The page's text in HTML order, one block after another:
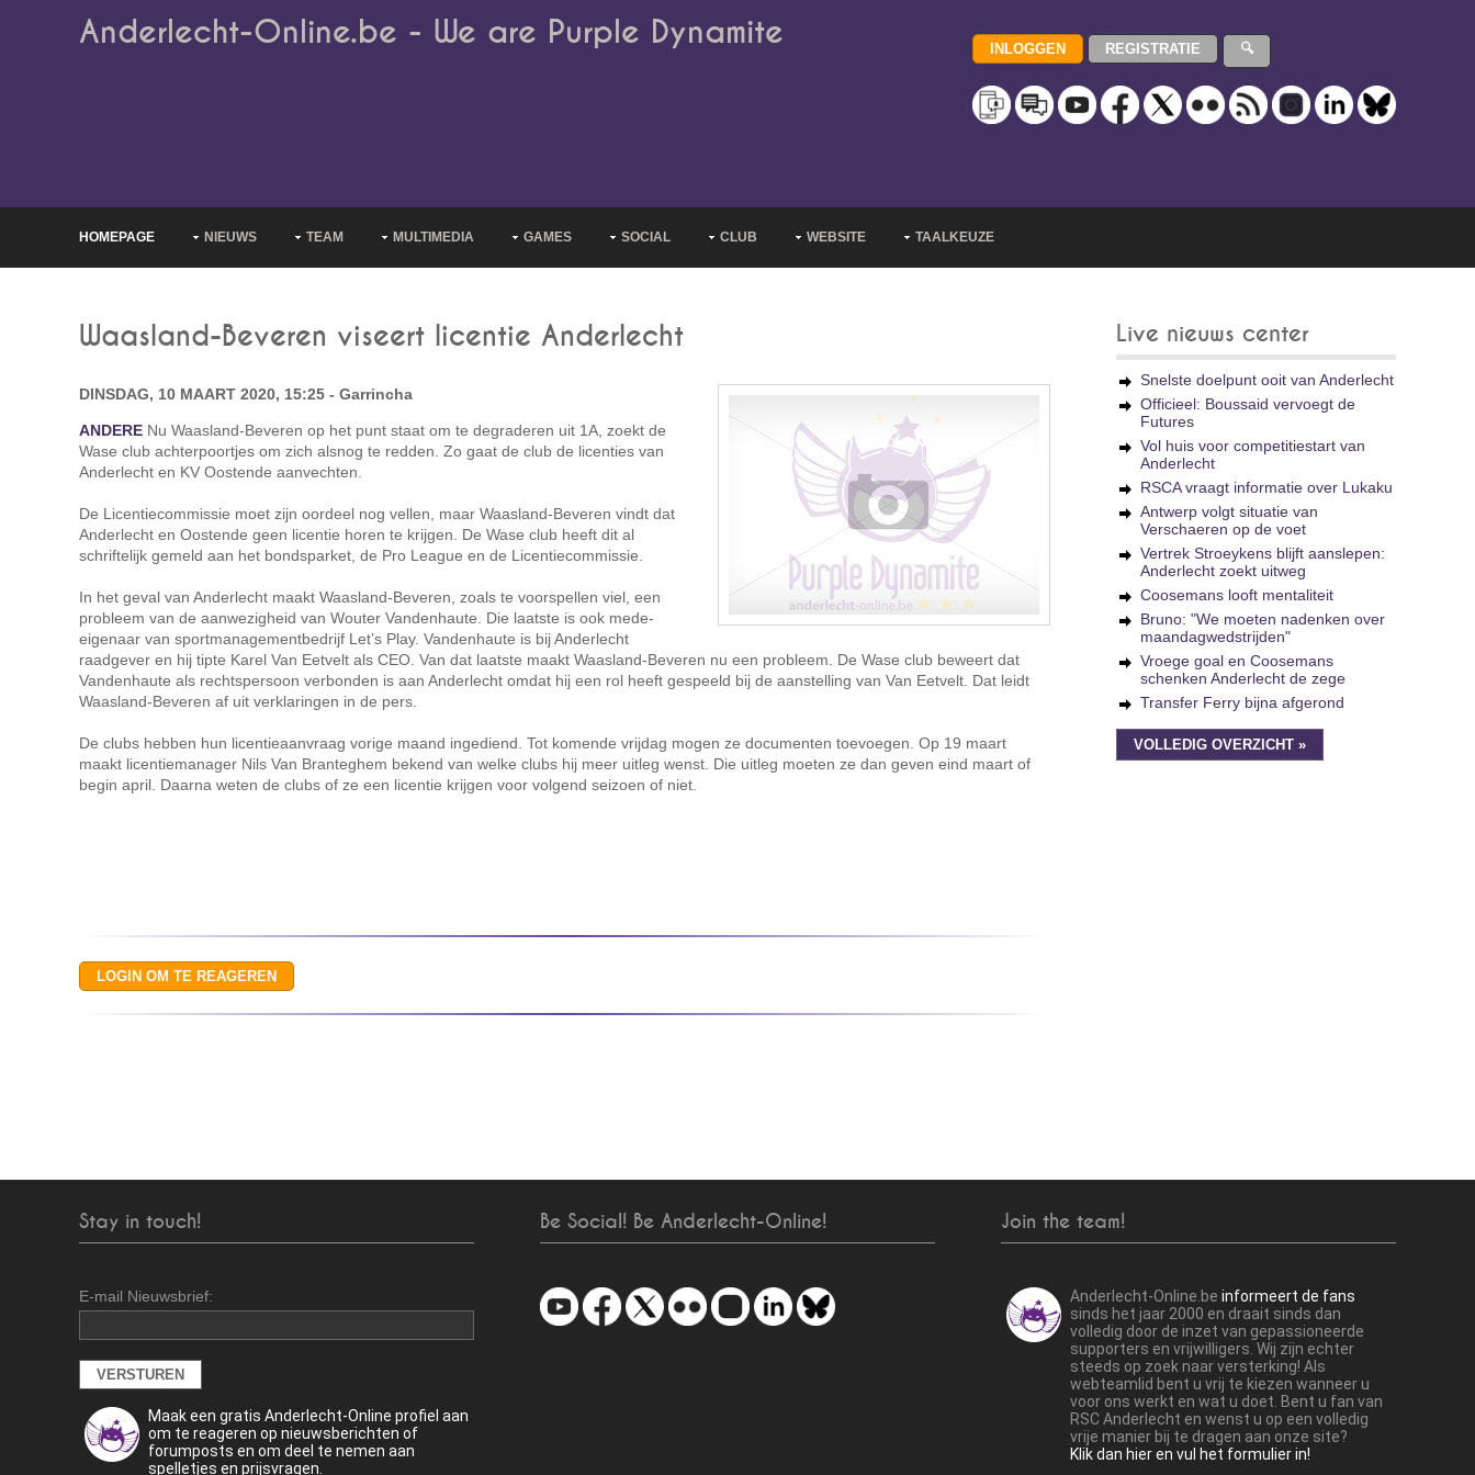
Anderlecht-Online.be - We are Purple Dynamite
HOMEPAGE NIEUWS TEAM MULTIMEDIA GAMES SOCIAL CLUB WEBSITE TAALKEUZE
Waasland-Beveren viseert licentie Anderlecht
DINSDAG, 10 MAART 2020, 15:25 - Garrincha
ANDERE Nu Waasland-Beveren op het punt staat om te degraderen uit 1A, zoekt de
Wase club achterpoortjes om zich alsnog te redden. Zo gaat de club de licenties van
Anderlecht en KV Oostende aanvechten.
De Licentiecommissie moet zijn oordeel nog vellen, maar Waasland-Beveren vindt dat
Anderlecht en Oostende geen licentie horen te krijgen. De Wase club heeft dit al
schriftelijk gemeld aan het bondsparket, de Pro League en de Licentiecommissie.
In het geval van Anderlecht maakt Waasland-Beveren, zoals te voorspellen viel, een
probleem van de aanwezigheid van Wouter Vandenhaute. Die laatste is ook mede-
eigenaar van sportmanagementbedrijf Let’s Play. Vandenhaute is bij Anderlecht
raadgever en hij tipte Karel Van Eetvelt als CEO. Van dat laatste maakt Waasland-Beveren nu een probleem. De Wase club beweert dat
Vandenhaute als rechtspersoon verbonden is aan Anderlecht omdat hij een rol heeft gespeeld bij de aanstelling van Van Eetvelt. Dat leidt
Waasland-Beveren af uit verklaringen in de pers.
De clubs hebben hun licentieaanvraag vorige maand ingediend. Tot komende vrijdag mogen ze documenten toevoegen. Op 19 maart
maakt licentiemanager Nils Van Branteghem bekend van welke clubs hij meer uitleg wenst. Die uitleg moeten ze dan geven eind maart of
begin april. Daarna weten de clubs of ze een licentie krijgen voor volgend seizoen of niet.
Live nieuws center
Snelste doelpunt ooit van Anderlecht
Officieel: Boussaid vervoegt de
Futures
Vol huis voor competitiestart van
Anderlecht
RSCA vraagt informatie over Lukaku
Antwerp volgt situatie van
Verschaeren op de voet
Vertrek Stroeykens blijft aanslepen:
Anderlecht zoekt uitweg
Coosemans looft mentaliteit
Bruno: "We moeten nadenken over
maandagwedstrijden"
Vroege goal en Coosemans
schenken Anderlecht de zege
Transfer Ferry bijna afgerond
VOLLEDIG OVERZICHT »
Stay in touch!
E-mail Nieuwsbrief:
Maak een gratis Anderlecht-Online profiel aan
om te reageren op nieuwsberichten of
forumposts en om deel te nemen aan
spelletjes en prijsvragen.
Be Social! Be Anderlecht-Online! Join the team!
Anderlecht-Online.be informeert de fans
sinds het jaar 2000 en draait sinds dan
volledig door de inzet van gepassioneerde
supporters en vrijwilligers. Wij zijn echter
steeds op zoek naar versterking! Als
webteamlid bent u vrij te kiezen wanneer u
voor ons werkt en wat u doet. Bent u fan van
RSC Anderlecht en wenst u op een volledig
vrije manier bij te dragen aan onze site?
Klik dan hier en vul het formulier in!